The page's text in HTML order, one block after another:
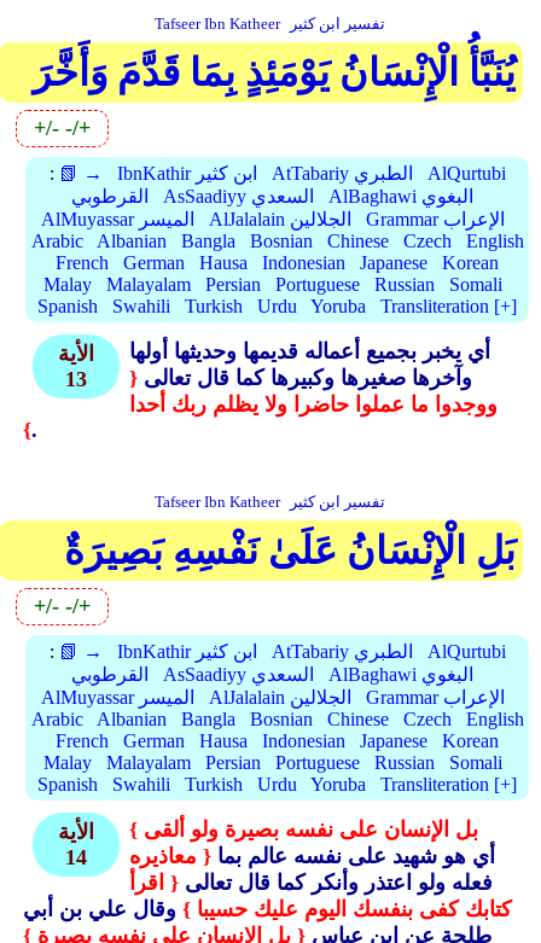
Tafseer Ibn Katheer تفسير ابن كثير
يُنَبَّأُ الْإِنْسَانُ يَوْمَئِذٍ بِمَا قَدَّمَ وَأَخَّرَ
+/- -/+
: 📗 → IbnKathir ابن كثير AtTabariy الطبري
AlQurtubi
القرطوبي
AsSaadiyy السعدي
AlBaghawi البغوي
AlMuyassar الميسر
AlJalalain الجلالين
Grammar الإعراب
Arabic
Albanian Bangla Bosnian Chinese Czech
English
French
German Hausa Indonesian Japanese
Korean
Malay
Malayalam Persian Portuguese Russian
Somali
Spanish
Swahili Turkish Urdu Yoruba Transliteration [+]
الأية
13
أي يخبر بجميع أعماله قديمها وحديثها أولها
وآخرها صغيرها وكبيرها كما قال تعالى {
ووجدوا ما عملوا حاضرا ولا يظلم ربك أحدا
}.
Tafseer Ibn Katheer تفسير ابن كثير
بَلِ الْإِنْسَانُ عَلَىٰ نَفْسِهِ بَصِيرَةٌ
+/- -/+
: 📗 → IbnKathir ابن كثير AtTabariy الطبري
AlQurtubi
القرطوبي
AsSaadiyy السعدي
AlBaghawi البغوي
AlMuyassar الميسر
AlJalalain الجلالين
Grammar الإعراب
Arabic
Albanian Bangla Bosnian Chinese Czech
English
French
German Hausa Indonesian Japanese
Korean
Malay
Malayalam Persian Portuguese Russian
Somali
Spanish
Swahili Turkish Urdu Yoruba Transliteration [+]
الأية
14
{ بل الإنسان على نفسه بصيرة ولو ألقى
معاذيره }
فعله ولو اعتذر وأنكر كما قال تعالى { اقرأ
كتابك كفى بنفسك اليوم عليك حسيبا }وقال علي بن أبي
طلحة عن ابن عباس { بل الإنسان على نفسه بصيرة }